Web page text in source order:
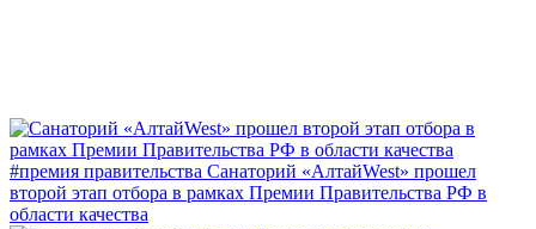
#премия правительства Санаторий «АлтайWest» прошел
второй этап отбора в рамках Премии Правительства РФ в
области качества